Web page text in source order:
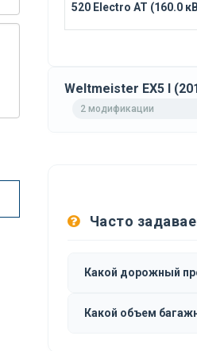
520 Electro AT (160.0
Weltmeister EX5 I
2 модификации
Часто
Какой дорожный
Какой объем